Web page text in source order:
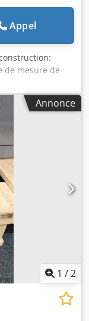
Appel
de mesure de
: 650 mm Plage
de la plaque en
x profondeur x
Poids : environ
neuf, très
responsable
données.
que
à son âge ;
aucune
Annonce
1 /2